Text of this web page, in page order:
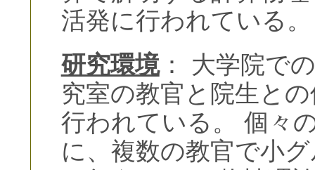
活発に行われている。
研究環境： 大学院で
究室の教官と院生と
行われている。 個々
に、複数の教官で小